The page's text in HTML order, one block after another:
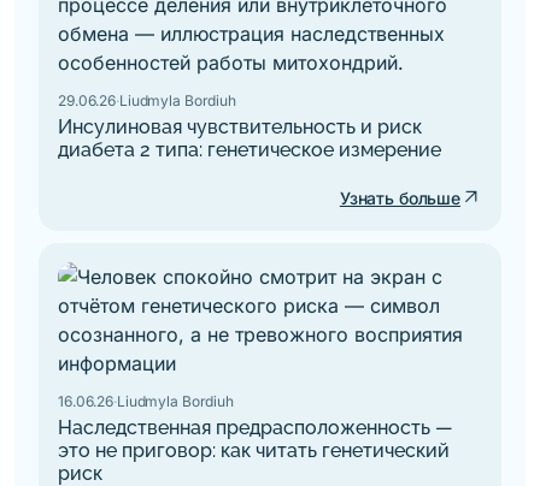
29.06.26·Liudmyla Bordiuh
Инсулиновая чувствительность и риск
диабета 2 типа: генетическое измерение
Узнать больше arrow_outward
16.06.26·Liudmyla Bordiuh
Наследственная предрасположенность —
это не приговор: как читать генетический
риск